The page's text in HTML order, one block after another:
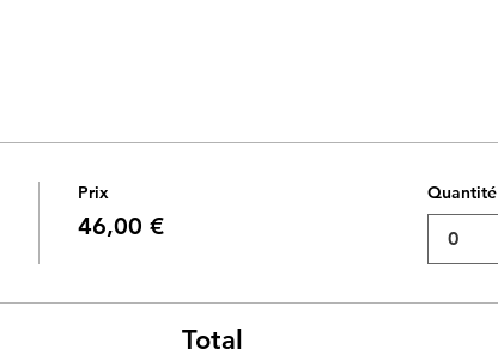
Prix
46,00 €
Quantité
0
Total